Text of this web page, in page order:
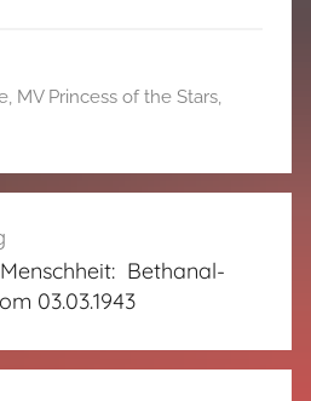
, MV Princess of the Stars,
Bethanal-
03.03.1943